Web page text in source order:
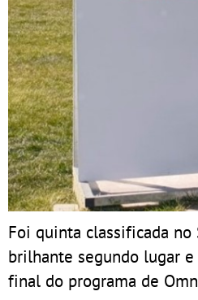
Foi quinta classificada no
brilhante segundo lugar
final do programa de